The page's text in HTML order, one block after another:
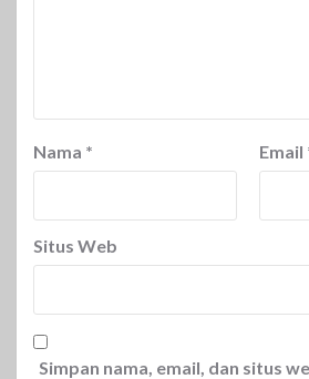
Nama * Email
Situs Web
Simpan nama, email, dan situs